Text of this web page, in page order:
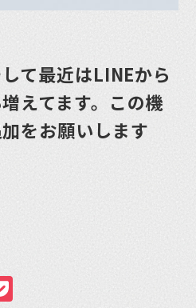
て最近はLINEから
えてます。この機
をお願いします